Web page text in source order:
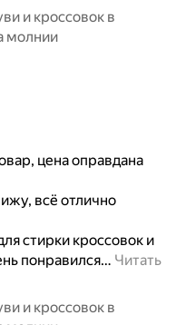
и кроссовок в
молнии
цена оправдана
всё отлично
стирки кроссовок и
понравился… Читать
и кроссовок в